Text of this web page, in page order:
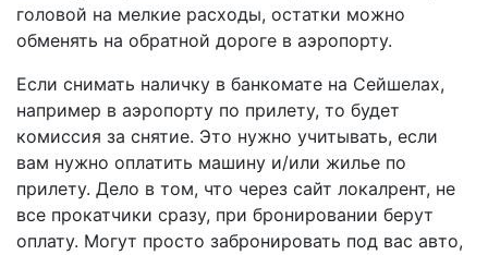
головой на мелкие расходы, остатки можно
обменять на обратной дороге в аэропорту.
Если снимать наличку в банкомате на Сейшелах,
например в аэропорту по прилету, то будет
комиссия за снятие. Это нужно учитывать, если
вам нужно оплатить машину и/или жилье по
прилету. Дело в том, что через сайт локалрент, не
все прокатчики сразу, при бронировании берут
оплату. Могут просто забронировать под вас авто,